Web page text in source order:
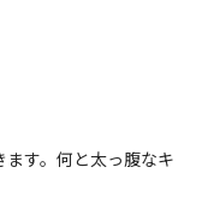
す。何と太っ腹なキ